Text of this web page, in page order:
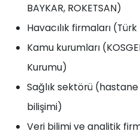
BAYKAR, ROKETSAN)
Havacılık firmaları
Kamu kurumları
Kurumu)
Sağlık sektörü
bilişimi)
Veri bilimi ve analitik